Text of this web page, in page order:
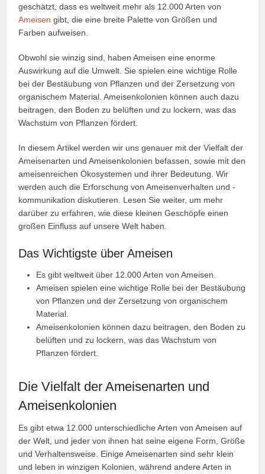
geschätzt, dass es weltweit mehr als 12.000 Arten von
Ameisen gibt, die eine breite Palette von Größen und
Farben aufweisen.
Obwohl sie winzig sind, haben Ameisen eine enorme
Auswirkung auf die Umwelt. Sie spielen eine wichtige Rolle
bei der Bestäubung von Pflanzen und der Zersetzung von
organischem Material. Ameisenkolonien können auch dazu
beitragen, den Boden zu belüften und zu lockern, was das
Wachstum von Pflanzen fördert.
In diesem Artikel werden wir uns genauer mit der Vielfalt der
Ameisenarten und Ameisenkolonien befassen, sowie mit den
ameisenreichen Ökosystemen und ihrer Bedeutung. Wir
werden auch die Erforschung von Ameisenverhalten und -
kommunikation diskutieren. Lesen Sie weiter, um mehr
darüber zu erfahren, wie diese kleinen Geschöpfe einen
großen Einfluss auf unsere Welt haben.
Das Wichtigste über Ameisen
Es gibt weltweit über 12.000 Arten von Ameisen.
Ameisen spielen eine wichtige Rolle bei der Bestäubung
von Pflanzen und der Zersetzung von organischem
Material.
Ameisenkolonien können dazu beitragen, den Boden zu
belüften und zu lockern, was das Wachstum von
Pflanzen fördert.
Die Vielfalt der Ameisenarten und
Ameisenkolonien
Es gibt etwa 12.000 unterschiedliche Arten von Ameisen auf
der Welt, und jeder von ihnen hat seine eigene Form, Größe
und Verhaltensweise. Einige Ameisenarten sind sehr klein
und leben in winzigen Kolonien, während andere Arten in